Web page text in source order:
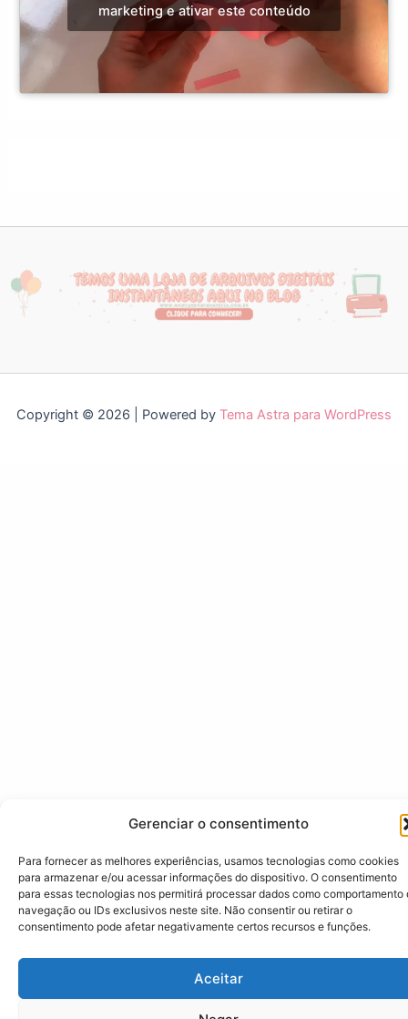
Gerenciar o consentimento
Para fornecer as melhores experiências, usamos tecnologias como cookies
para armazenar e/ou acessar informações do dispositivo. O consentimento
para essas tecnologias nos permitirá processar dados como comportamento
navegação ou IDs exclusivos neste site. Não consentir ou retirar o
consentimento pode afetar negativamente certos recursos e funções.
Aceitar
marketing e ativar este conteúdo
Copyright © 2026 | Powered by Tema Astra para WordPress